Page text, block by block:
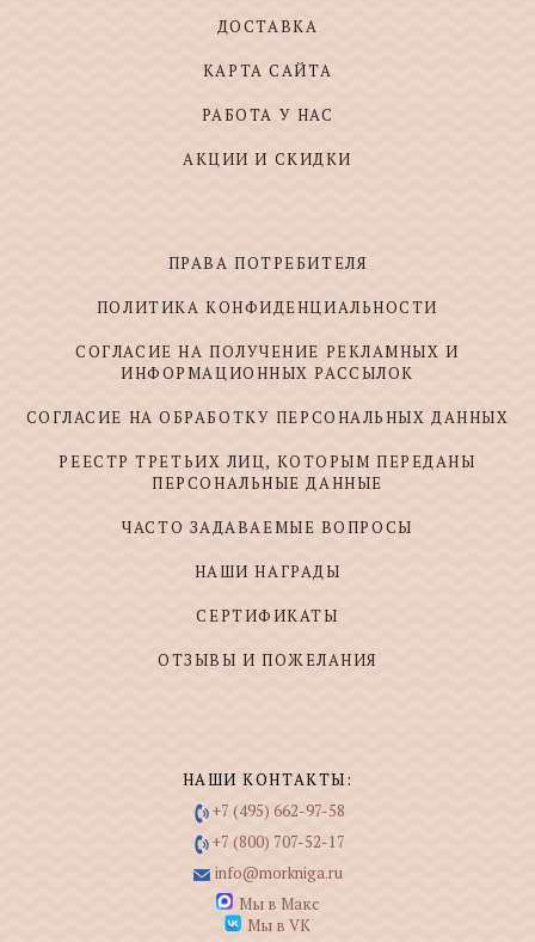
ДОСТАВКА
КАРТА САЙТА
РАБОТА У НАС
АКЦИИ И СКИДКИ
ПРАВА ПОТРЕБИТЕЛЯ
ПОЛИТИКА КОНФИДЕНЦИАЛЬНОСТИ
СОГЛАСИЕ НА ПОЛУЧЕНИЕ РЕКЛАМНЫХ И
ИНФОРМАЦИОННЫХ РАССЫЛОК
СОГЛАСИЕ НА ОБРАБОТКУ ПЕРСОНАЛЬНЫХ ДАННЫХ
РЕЕСТР ТРЕТЬИХ ЛИЦ, КОТОРЫМ ПЕРЕДАНЫ
ПЕРСОНАЛЬНЫЕ ДАННЫЕ
ЧАСТО ЗАДАВАЕМЫЕ ВОПРОСЫ
НАШИ НАГРАДЫ
СЕРТИФИКАТЫ
ОТЗЫВЫ И ПОЖЕЛАНИЯ
НАШИ КОНТАКТЫ:
+7 (495) 662-97-58
+7 (800) 707-52-17
info@morkniga.ru
Мы в Макс
Мы в VK